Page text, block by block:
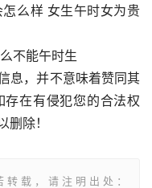
怎么样 女生午时女为贵
不能午时生
息，并不意味着赞同其
在有侵犯您的合法权
除！
载，请注明出处：